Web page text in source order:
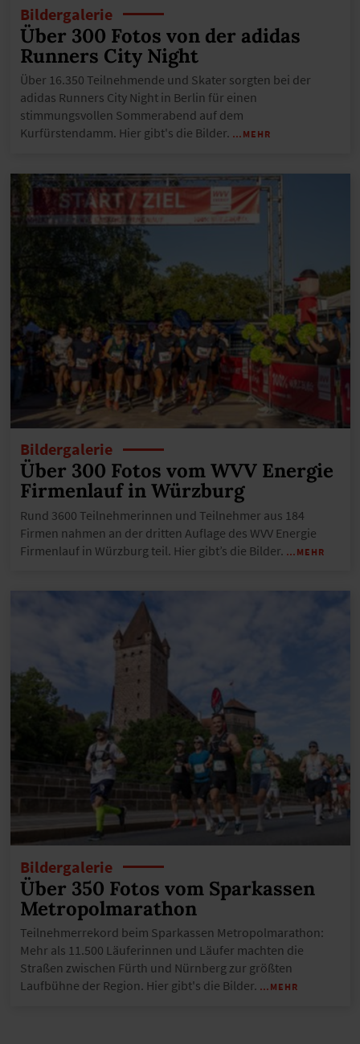
Bildergalerie
Über 300 Fotos von der adidas
Runners City Night
Über 16.350 Teilnehmende und Skater sorgten bei der
adidas Runners City Night in Berlin für einen
stimmungsvollen Sommerabend auf dem
Kurfürstendamm. Hier gibt's die Bilder. …MEHR
Bildergalerie
Über 300 Fotos vom WVV Energie
Firmenlauf in Würzburg
Rund 3600 Teilnehmerinnen und Teilnehmer aus 184
Firmen nahmen an der dritten Auflage des WVV Energie
Firmenlauf in Würzburg teil. Hier gibt’s die Bilder. …MEHR
Bildergalerie
Über 350 Fotos vom Sparkassen
Metropolmarathon
Teilnehmerrekord beim Sparkassen Metropolmarathon:
Mehr als 11.500 Läuferinnen und Läufer machten die
Straßen zwischen Fürth und Nürnberg zur größten
Laufbühne der Region. Hier gibt's die Bilder. …MEHR